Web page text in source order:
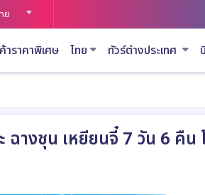
ย
าราคาพิเศษ ไทย ทัวร์ต่างประเทศ
ฉางชุน เหยียนจี๋ 7 วัน 6 คืน